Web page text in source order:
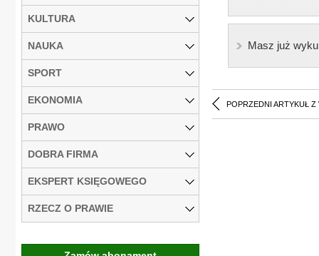
Masz już
POPRZEDNI ARTYKUŁ Z
KULTURA
NAUKA
SPORT
EKONOMIA
PRAWO
DOBRA FIRMA
EKSPERT KSIĘGOWEGO
RZECZ O PRAWIE